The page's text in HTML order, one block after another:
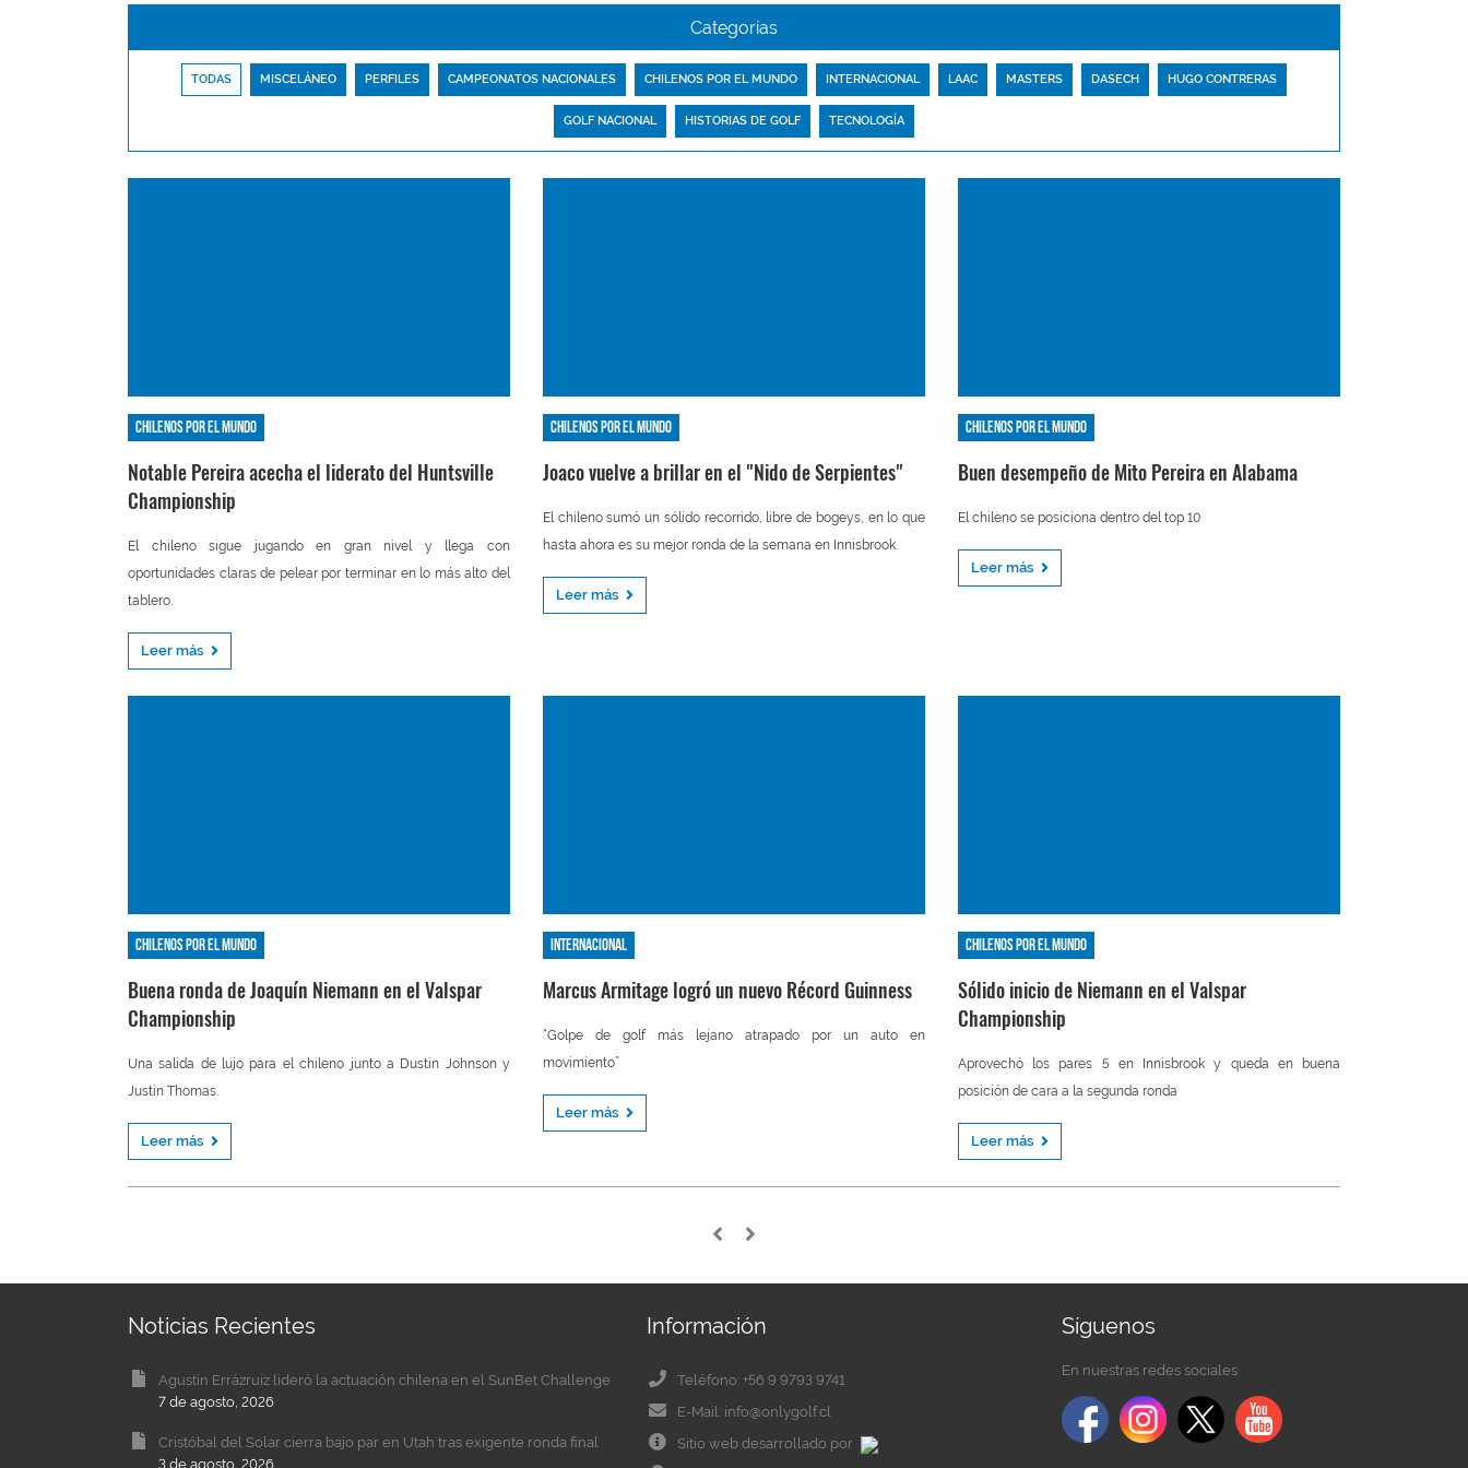
Categorías
TODAS MISCELÁNEO PERFILES CAMPEONATOS NACIONALES CHILENOS POR EL MUNDO INTERNACIONAL LAAC MASTERS DASECH HUGO CONTRERAS
GOLF NACIONAL HISTORIAS DE GOLF TECNOLOGÍA
Chilenos por el mundo
Notable Pereira acecha el liderato del Huntsville
Championship
El chileno sigue jugando en gran nivel y llega con
oportunidades claras de pelear por terminar en lo más alto del
tablero.
Leer más
Chilenos por el mundo
Joaco vuelve a brillar en el "Nido de Serpientes"
El chileno sumó un sólido recorrido, libre de bogeys, en lo que
hasta ahora es su mejor ronda de la semana en Innisbrook.
Leer más
Chilenos por el mundo
Buen desempeño de Mito Pereira en Alabama
El chileno se posiciona dentro del top 10
Leer más
Chilenos por el mundo
Buena ronda de Joaquín Niemann en el Valspar
Championship
Una salida de lujo para el chileno junto a Dustin Johnson y
Justin Thomas.
Leer más
Internacional
Marcus Armitage logró un nuevo Récord Guinness
“Golpe de golf más lejano atrapado por un auto en
movimiento”
Leer más
Chilenos por el mundo
Sólido inicio de Niemann en el Valspar
Championship
Aprovechó los pares 5 en Innisbrook y queda en buena
posición de cara a la segunda ronda
Leer más
Noticias Recientes
Agustín Errázruiz lideró la actuación chilena en el SunBet Challenge
7 de agosto, 2026
Cristóbal del Solar cierra bajo par en Utah tras exigente ronda final
3 de agosto, 2026
Información
Teléfono: +56 9 9793 9741
E-Mail: info@onlygolf.cl
Sitio web desarrollado por
Síguenos
En nuestras redes sociales